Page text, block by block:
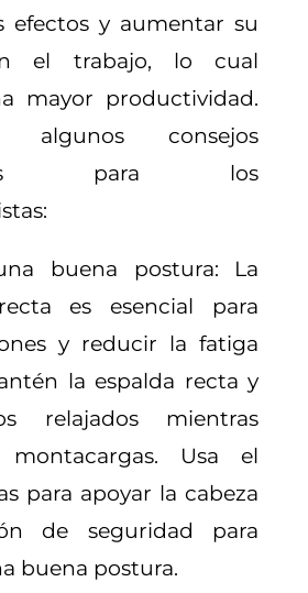
efectos y aumentar su
el trabajo, lo cual
mayor productividad.
consejos
para los
buena postura: La
es esencial para
y reducir la fatiga
la espalda recta y
relajados mientras
Usa el
para apoyar la cabeza
de seguridad para
buena postura.